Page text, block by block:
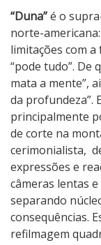
“Duna”é o
norte-
limitações com
“pode tudo”. De
mata a mente”,
da profundeza”.
principalmente
de corte na
cerimonialista,
expressões e
câmeras lentas
separando
consequências.
refilmagem